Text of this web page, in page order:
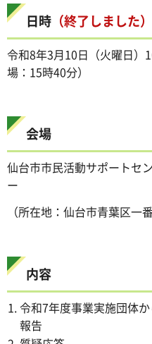
日時 （終了しました）
令和8年3月10日（火曜日）
場：15時40分）
会場
仙台市市民活動サポート
ー
（所在地：仙台市青葉区一
内容
令和7年度事業実施団体
報告